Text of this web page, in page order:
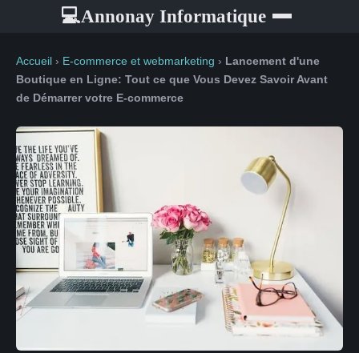
💻Annonay Informatique
Accueil › E-commerce et webmarketing › Lancement d'une
Boutique en Ligne: Tout ce que Vous Devez Savoir Avant
de Démarrer votre E-commerce